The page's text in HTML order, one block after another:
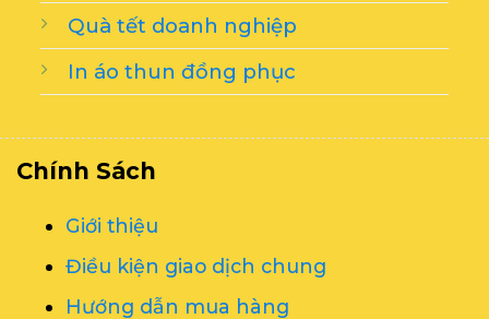
Quà tết doanh nghiệp
In áo thun đồng phục
Chính Sách
Giới thiệu
Điều kiện giao dịch chung
Hướng dẫn mua hàng